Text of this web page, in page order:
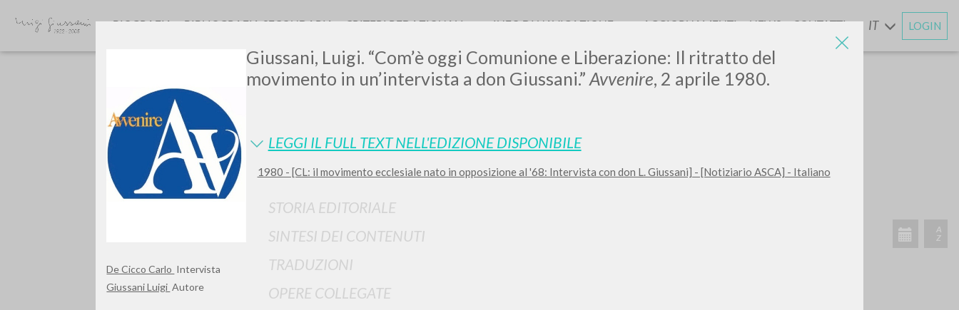
De Cicco Carlo Intervista
Giussani Luigi Autore
Giussani, Luigi. “Com’è oggi Comunione e Liberazione: Il ritratto del
movimento in un’intervista a don Giussani.” Avvenire, 2 aprile 1980.
LEGGI IL FULL TEXT NELL'EDIZIONE DISPONIBILE
1980 - [CL: il movimento ecclesiale nato in opposizione al '68: Intervista con don L. Giussani] - [Notiziario ASCA] - Italiano
STORIA EDITORIALE
SINTESI DEI CONTENUTI
TRADUZIONI
OPERE COLLEGATE
LUIGI
GIUSSANI
scritti
BIOGRAFIA BIBLIOGRAFIA SECONDARIA CRITERI REDAZIONALI INFO DI NAVIGAZIONE AGGIORNAMENTIENEWS CONTATTI IT LOGIN